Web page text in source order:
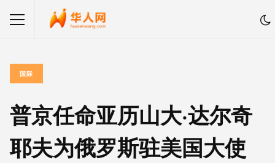
国际
普京任命亚历山大·达尔奇
耶夫为俄罗斯驻美国大使